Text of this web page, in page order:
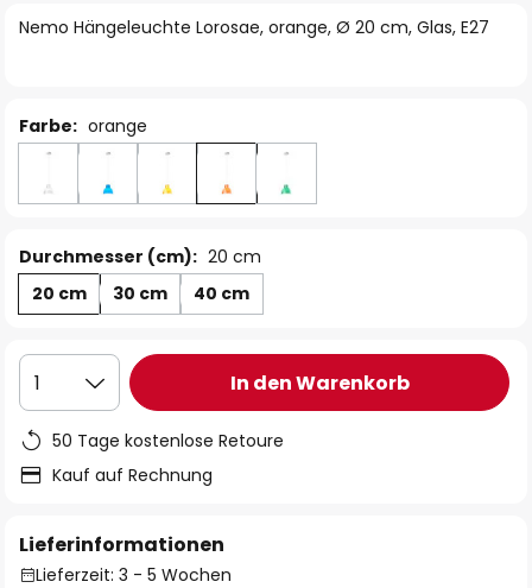
Nemo Hängeleuchte Lorosae, orange, Ø 20 cm, Glas, E27
Farbe: orange
Durchmesser (cm): 20 cm
20 cm
30 cm 40 cm
1 In den Warenkorb
50 Tage kostenlose Retoure
Kauf auf Rechnung
Lieferinformationen
Lieferzeit: 3 - 5 Wochen